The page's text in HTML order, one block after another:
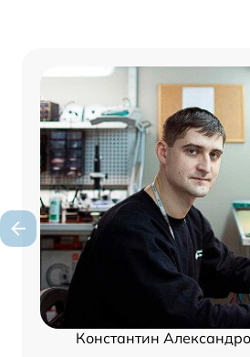
Константин